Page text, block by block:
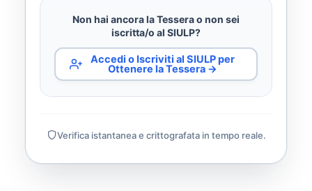
Non hai ancora la Tessera o non sei
iscritta/o al SIULP?
Accedi o Iscriviti al SIULP per
Ottenere la Tessera →
Verifica istantanea e crittografata in tempo reale.